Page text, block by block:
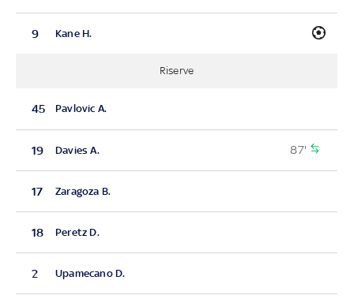
9 Kane H.
Riserve
45 Pavlovic A.
19 Davies A. 87'
17 Zaragoza B.
18 Peretz D.
2 Upamecano D.